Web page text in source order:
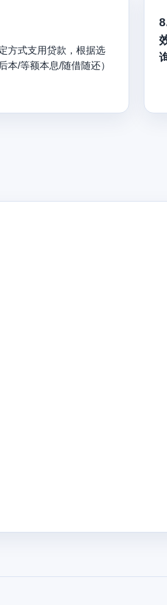
方式支用贷款，根据选
本/等额本息/随借随还）